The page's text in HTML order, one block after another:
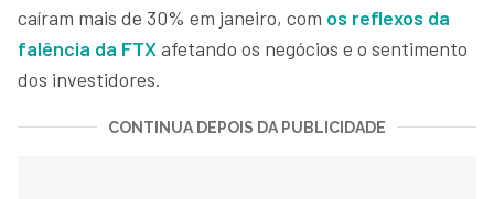
caíram mais de 30% em janeiro, com os reflexos da
falência da FTXafetando os negócios e o sentimento
dos investidores.
CONTINUA DEPOIS DA PUBLICIDADE